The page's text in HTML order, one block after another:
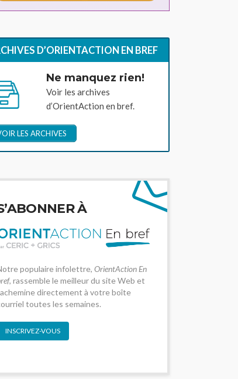
D’ORIENTACTION EN BREF
Ne manquez rien!
Voir les archives
d’OrientAction en bref.
LES ARCHIVES
À
populaire infolettre, OrientAction En
, rassemble le meilleur du site Web et
directement à votre boîte
toutes les semaines.
INSCRIVEZ-VOUS